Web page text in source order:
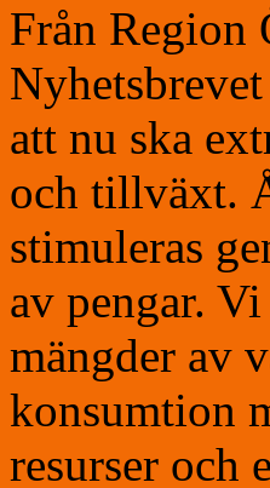
Från Region
att nu ska
och tillväxt.
stimuleras
av pengar.
mängder av
konsumtion
resurser och